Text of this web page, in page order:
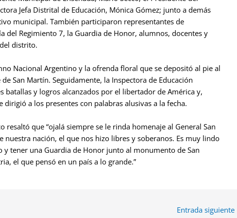
Jefa Distrital de Educación, Mónica Gómez; junto a demás
municipal. También participaron representantes de
del Regimiento 7, la Guardia de Honor, alumnos, docentes y
distrito.
Nacional Argentino y la ofrenda floral que se depositó al pie al
San Martín. Seguidamente, la Inspectora de Educación
batallas y logros alcanzados por el libertador de América y,
a los presentes con palabras alusivas a la fecha.
resaltó que “ojalá siempre se le rinda homenaje al General San
nación, el que nos hizo libres y soberanos. Es muy lindo
y tener una Guardia de Honor junto al monumento de San
el que pensó en un país a lo grande.”
Entrada siguiente